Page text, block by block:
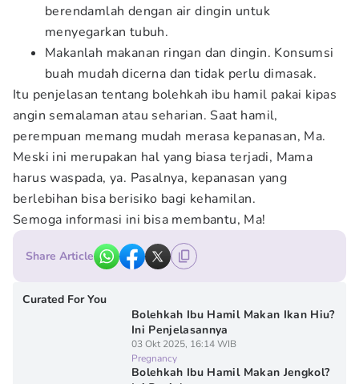
berendamlah dengan air dingin untuk
menyegarkan tubuh.
Makanlah makanan ringan dan dingin. Konsumsi
buah mudah dicerna dan tidak perlu dimasak.
Itu penjelasan tentang bolehkah ibu hamil pakai kipas
angin semalaman atau seharian. Saat hamil,
perempuan memang mudah merasa kepanasan, Ma.
Meski ini merupakan hal yang biasa terjadi, Mama
harus waspada, ya. Pasalnya, kepanasan yang
berlebihan bisa berisiko bagi kehamilan.
Semoga informasi ini bisa membantu, Ma!
Share Article
Curated For You
Bolehkah Ibu Hamil Makan Ikan Hiu?
Ini Penjelasannya
03 Okt 2025, 16:14 WIB
Pregnancy
Bolehkah Ibu Hamil Makan Jengkol?